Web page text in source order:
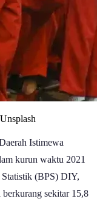
Istimewa
kurun waktu 2021
Statistik (BPS) DIY,
sekitar 15,8